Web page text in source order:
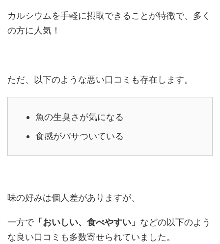
カルシウムを手軽に摂取できることが特徴で、多く
の方に人気！
ただ、以下のような悪い口コミも存在します。
魚の生臭さが気になる
食感がパサついている
味の好みは個人差がありますが、
一方で「おいしい、食べやすい」 などの以下のよう
な良い口コミも多数寄せられていました。